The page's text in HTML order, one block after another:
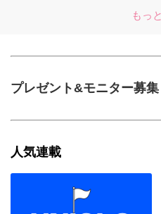
もっ
プレゼント&モニター募集
人気連載